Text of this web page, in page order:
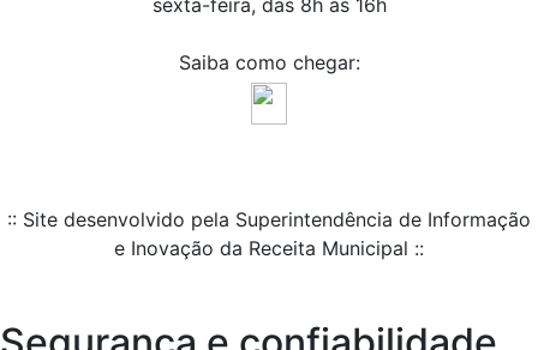
sexta-feira, das 8h às 16h
Saiba como chegar:
:: Site desenvolvido pela Superintendência de Informação
e Inovação da Receita Municipal ::